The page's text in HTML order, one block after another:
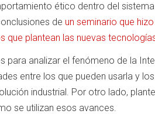
ético dentro del
de un seminario que
que plantean las nuevas
para analizar el fenómeno de la
entre los que pueden usarla y
industrial. Por otro lado,
se utilizan esos avances.